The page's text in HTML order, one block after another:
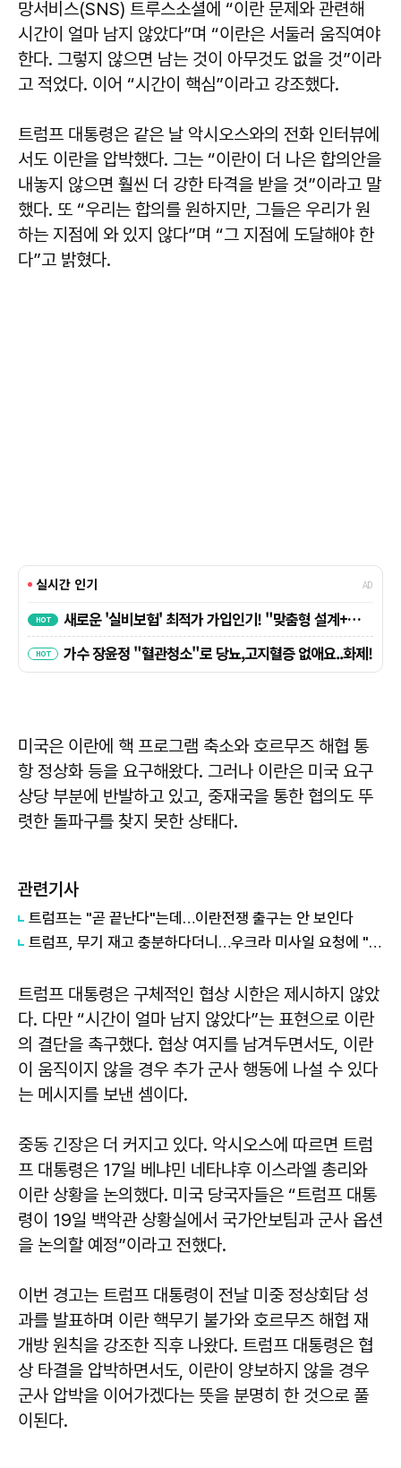
망서비스(SNS) 트루스소셜에 “이란 문제와 관련해
시간이 얼마 남지 않았다”며 “이란은 서둘러 움직여야
한다. 그렇지 않으면 남는 것이 아무것도 없을 것”이라
고 적었다. 이어 “시간이 핵심”이라고 강조했다.
트럼프 대통령은 같은 날 악시오스와의 전화 인터뷰에
서도 이란을 압박했다. 그는 “이란이 더 나은 합의안을
내놓지 않으면 훨씬 더 강한 타격을 받을 것”이라고 말
했다. 또 “우리는 합의를 원하지만, 그들은 우리가 원
하는 지점에 와 있지 않다”며 “그 지점에 도달해야 한
다”고 밝혔다.
미국은 이란에 핵 프로그램 축소와 호르무즈 해협 통
항 정상화 등을 요구해왔다. 그러나 이란은 미국 요구
상당 부분에 반발하고 있고, 중재국을 통한 협의도 뚜
렷한 돌파구를 찾지 못한 상태다.
관련기사
트럼프는 "곧 끝난다"는데…이란전쟁 출구는 안 보인다
트럼프, 무기 재고 충분하다더니…우크라 미사일 요청에 "우리도 필요"
트럼프 대통령은 구체적인 협상 시한은 제시하지 않았
다. 다만 “시간이 얼마 남지 않았다”는 표현으로 이란
의 결단을 촉구했다. 협상 여지를 남겨두면서도, 이란
이 움직이지 않을 경우 추가 군사 행동에 나설 수 있다
는 메시지를 보낸 셈이다.
중동 긴장은 더 커지고 있다. 악시오스에 따르면 트럼
프 대통령은 17일 베냐민 네타냐후 이스라엘 총리와
이란 상황을 논의했다. 미국 당국자들은 “트럼프 대통
령이 19일 백악관 상황실에서 국가안보팀과 군사 옵션
을 논의할 예정”이라고 전했다.
이번 경고는 트럼프 대통령이 전날 미중 정상회담 성
과를 발표하며 이란 핵무기 불가와 호르무즈 해협 재
개방 원칙을 강조한 직후 나왔다. 트럼프 대통령은 협
상 타결을 압박하면서도, 이란이 양보하지 않을 경우
군사 압박을 이어가겠다는 뜻을 분명히 한 것으로 풀
이된다.